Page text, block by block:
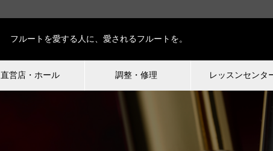
フルートを愛する人に、愛されるフルートを。
直営店・ホール 調整・修理 レッスンセンタ